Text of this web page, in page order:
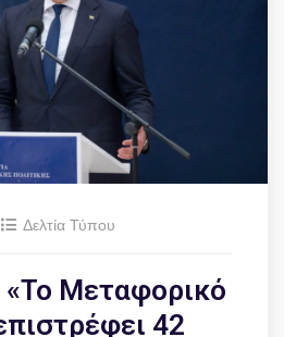
Δελτία Τύπου
«Το Μεταφορικό
42